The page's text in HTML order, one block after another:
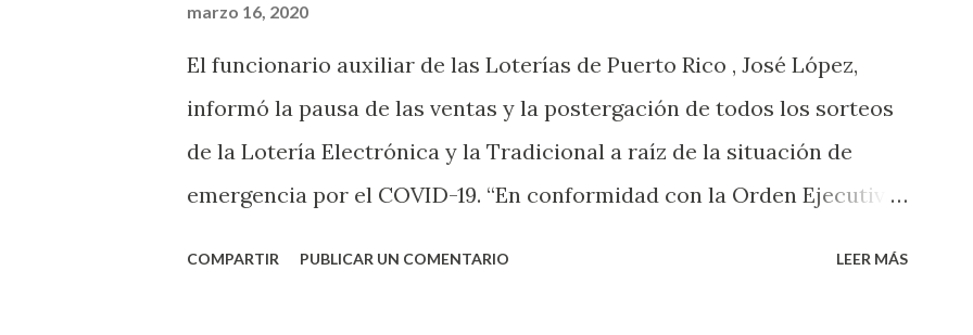
marzo 16, 2020
El funcionario auxiliar de las Loterías de Puerto Rico , José López,
informó la pausa de las ventas y la postergación de todos los sorteos
de la Lotería Electrónica y la Tradicional a raíz de la situación de
emergencia por el COVID-19. “En conformidad con la Orden Ejecutiva
COMPARTIR PUBLICAR UN COMENTARIO LEER MÁS